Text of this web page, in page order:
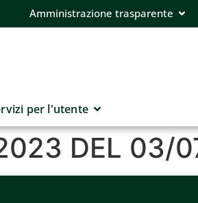
Amministrazione trasparente
per l'utente
DEL 03/